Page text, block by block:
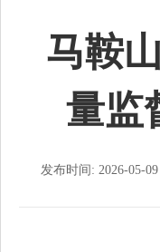
马鞍
量监
发布时间: 2026-05-09